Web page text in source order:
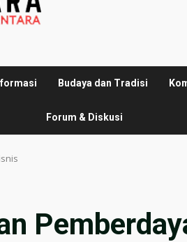
Budaya dan Tradisi
Forum & Diskusi